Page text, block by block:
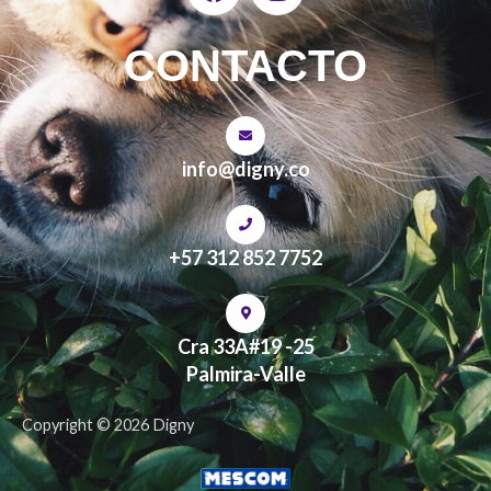
c
e
b
o
o
k
s
t
a
g
r
a
m
CONTACTO
info@digny.co
+57 312 852 7752
Cra 33A#19 -25
Palmira-Valle
Copyright © 2026 Digny